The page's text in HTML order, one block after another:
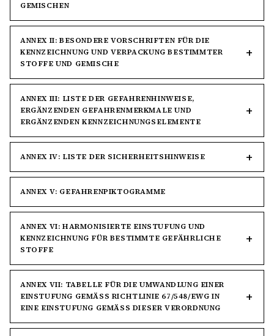
GEMISCHEN
ANNEX II: BESONDERE VORSCHRIFTEN FÜR DIE
KENNZEICHNUNG UND VERPACKUNG BESTIMMTER
STOFFE UND GEMISCHE
ANNEX III: LISTE DER GEFAHRENHINWEISE,
ERGÄNZENDEN GEFAHRENMERKMALE UND
ERGÄNZENDEN KENNZEICHNUNGSELEMENTE
ANNEX IV: LISTE DER SICHERHEITSHINWEISE
ANNEX V: GEFAHRENPIKTOGRAMME
ANNEX VI: HARMONISIERTE EINSTUFUNG UND
KENNZEICHNUNG FÜR BESTIMMTE GEFÄHRLICHE
STOFFE
ANNEX VII: TABELLE FÜR DIE UMWANDLUNG EINER
EINSTUFUNG GEMÄSS RICHTLINIE 67/548/EWG IN E
INE EINSTUFUNG GEMÄSS DIESER VERORDNUNG